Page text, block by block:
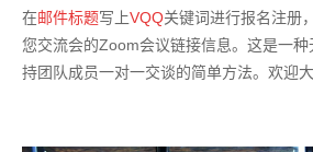
在邮件标题写上VQQ关键词进行报名注册
您交流会的Zoom会议链接信息。这是一
持团队成员一对一交谈的简单方法。欢迎大